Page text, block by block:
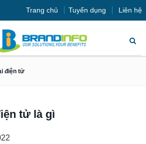
Trang chủ Tuyển dụng Liên hệ
điện tử
tử là gì